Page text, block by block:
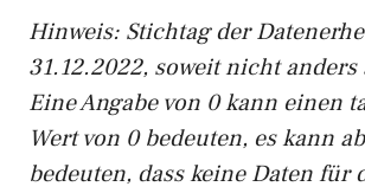
Hinweis: Stichtag der
31.12.2022, soweit nicht anders
Eine Angabe von 0 kann einen
Wert von 0 bedeuten, es kann
bedeuten, dass keine Daten für